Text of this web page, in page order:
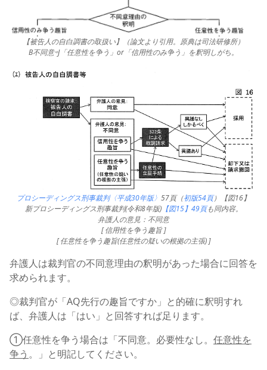
【被告人の自白調書の取扱い】（論文より引用。原典は司法研修所）
B不同意⇨J「任意性を争う」or「信用性のみ争う」を釈明しがち。
プロシーディングス刑事裁判〈平成30年版〉 57頁（初版54頁）【図16】
新プロシーディングス刑事裁判(令和8年版)【図15】49頁も同内容。
弁護人の意見：不同意
[ 信用性を争う趣旨 ]
[ 任意性を争う趣旨(任意性の疑いの根拠の主張) ]
弁護人は裁判官の不同意理由の釈明があった場合に回答を
求められます。
◎裁判官が「AQ先行の趣旨ですか」と的確に釈明すれ
ば、弁護人は「はい」と回答すれば足ります。
①任意性を争う場合は「不同意。必要性なし。 任意性を
争う 。」と明記してください。